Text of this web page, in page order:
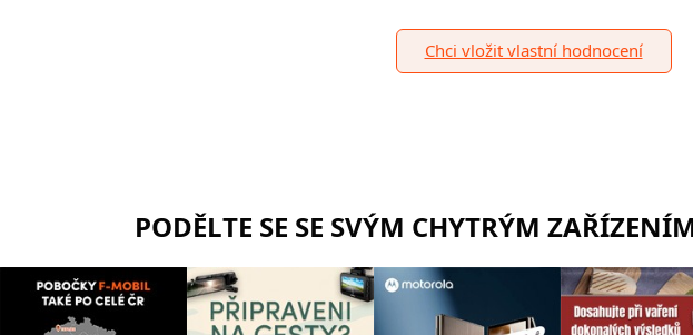
Chci vložit vlastní hodnocení
PODĚLTE SE SE SVÝM CHYTRÝM